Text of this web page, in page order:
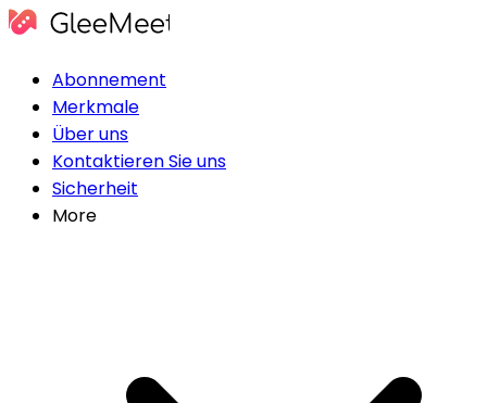
Abonnement
Merkmale
Über uns
Kontaktieren Sie uns
Sicherheit
More